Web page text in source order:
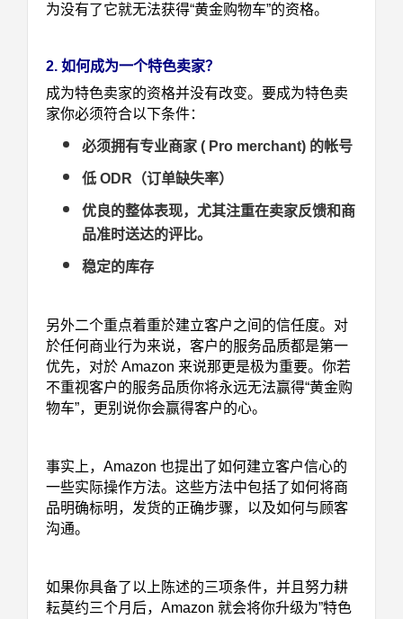
为没有了它就无法获得“黄金购物车”的资格。
2. 如何成为一个特色卖家？
成为特色卖家的资格并没有改变。要成为特色卖
家你必须符合以下条件：
必须拥有专业商家 ( Pro merchant) 的帐号
低 ODR（订单缺失率）
优良的整体表现，尤其注重在卖家反馈和商
品准时送达的评比。
稳定的库存
另外二个重点着重於建立客户之间的信任度。对
於任何商业行为来说，客户的服务品质都是第一
优先，对於 Amazon 来说那更是极为重要。你若
不重视客户的服务品质你将永远无法赢得“黄金购
物车”，更别说你会赢得客户的心。
事实上，Amazon 也提出了如何建立客户信心的
一些实际操作方法。这些方法中包括了如何将商
品明确标明，发货的正确步骤，以及如何与顾客
沟通。
如果你具备了以上陈述的三项条件，并且努力耕
耘莫约三个月后，Amazon 就会将你升级为”特色